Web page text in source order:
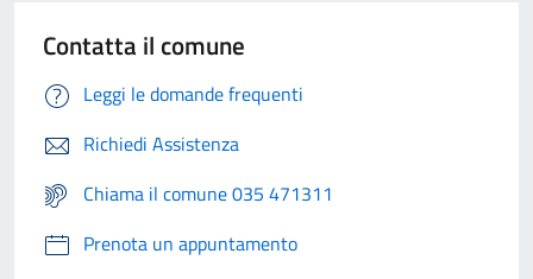
Contatta il comune
Leggi le domande frequenti
Richiedi Assistenza
Chiama il comune 035 471311
Prenota un appuntamento